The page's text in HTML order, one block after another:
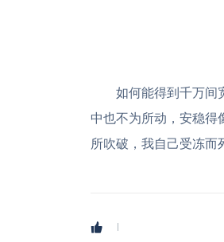
如何能得到千万间
中也不为所动，安稳
所吹破，我自己受冻而